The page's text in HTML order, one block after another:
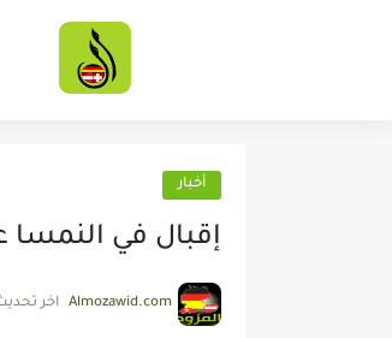
أخبار
إقبال في النمسا
Almozawid.com اخر